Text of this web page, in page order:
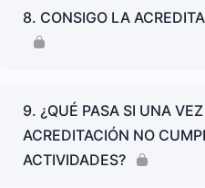
8. CONSIGO LA
9. ¿QUÉ PASA SI UNA
ACREDITACIÓN NO
ACTIVIDADES?